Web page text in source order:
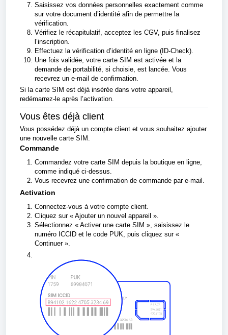
Saisissez vos données personnelles exactement comme
sur votre document d’identité afin de permettre la
vérification.
Vérifiez le récapitulatif, acceptez les CGV, puis finalisez
l’inscription.
Effectuez la vérification d’identité en ligne (ID-Check).
Une fois validée, votre carte SIM est activée et la
demande de portabilité, si choisie, est lancée. Vous
recevrez un e-mail de confirmation.
Si la carte SIM est déjà insérée dans votre appareil,
redémarrez-le après l’activation.
Vous êtes déjà client
Vous possédez déjà un compte client et vous souhaitez ajouter
une nouvelle carte SIM.
Commande
Commandez votre carte SIM depuis la boutique en ligne,
comme indiqué ci-dessus.
Vous recevrez une confirmation de commande par e-mail.
Activation
Connectez-vous à votre compte client.
Cliquez sur « Ajouter un nouvel appareil ».
Sélectionnez « Activer une carte SIM », saisissez le
numéro ICCID et le code PUK, puis cliquez sur «
Continuer ».